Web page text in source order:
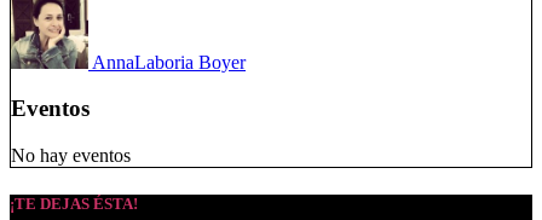
AnnaLaboria Boyer
Eventos
No hay eventos
¡TE DEJAS ÉSTA!